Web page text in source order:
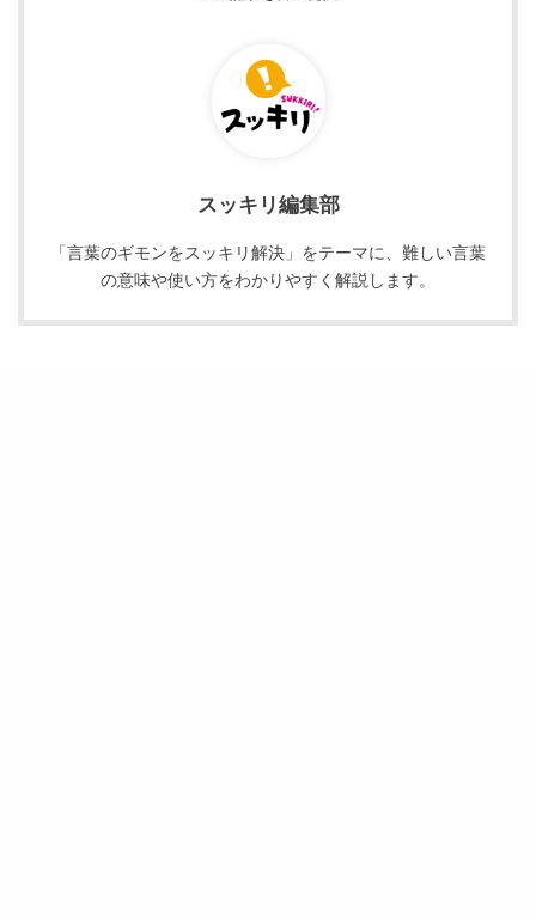
スッキリ編集部
「言葉のギモンをスッキリ解決」をテーマに、難しい言葉
の意味や使い方をわかりやすく解説します。